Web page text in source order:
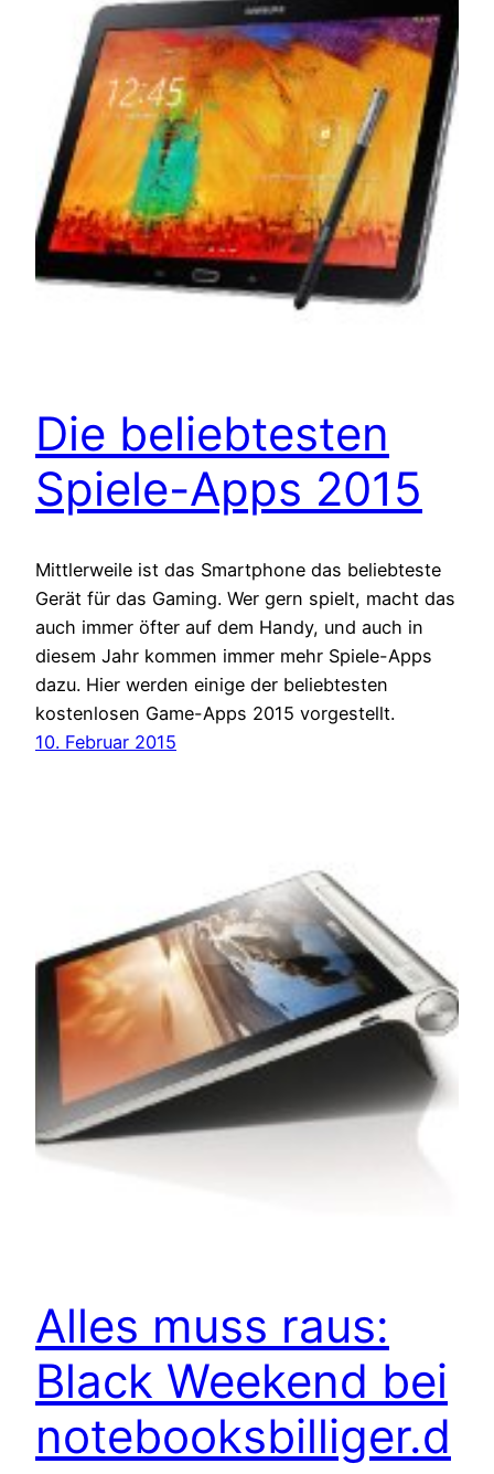
Die beliebtesten
Spiele-Apps 2015
Mittlerweile ist das Smartphone das beliebteste
Gerät für das Gaming. Wer gern spielt, macht das
auch immer öfter auf dem Handy, und auch in
diesem Jahr kommen immer mehr Spiele-Apps
dazu. Hier werden einige der beliebtesten
kostenlosen Game-Apps 2015 vorgestellt.
10. Februar 2015
Alles muss raus:
Black Weekend bei
notebooksbilliger.d